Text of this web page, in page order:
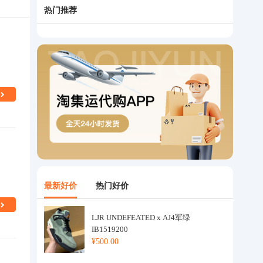
热门推荐
最新好价 热门好价
LJR UNDEFEATED x AJ4军绿
IB1519200
¥500.00